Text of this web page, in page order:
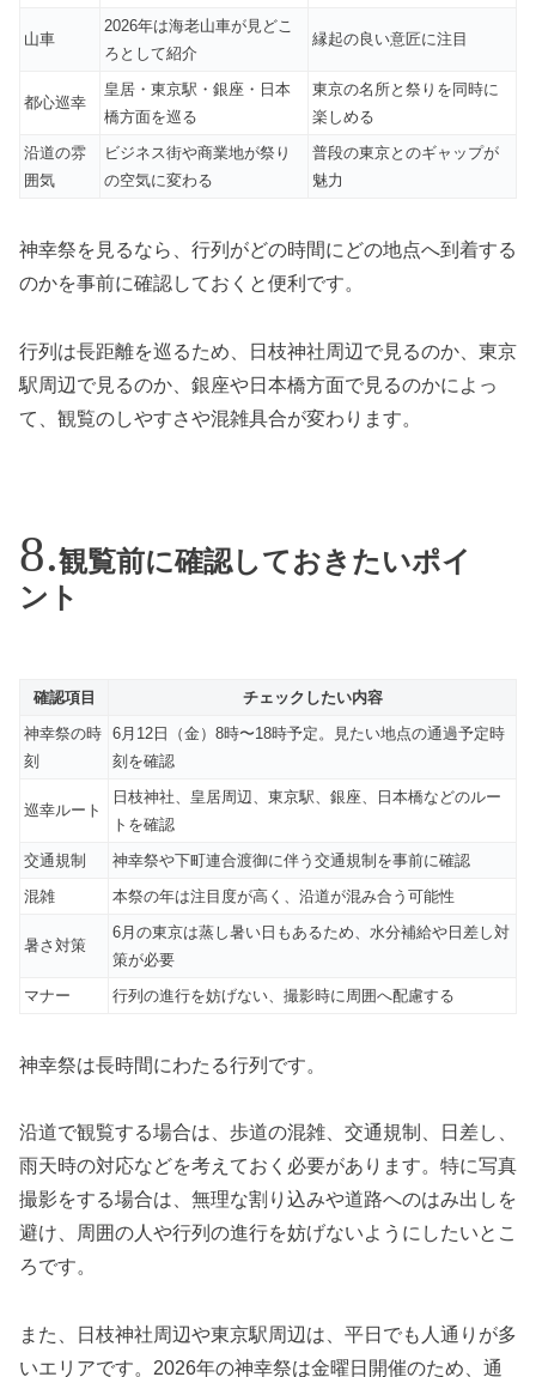
山車
2026年は海老山車が見どこ
ろとして紹介
縁起の良い意匠に注目
都心巡幸
皇居・東京駅・銀座・日本
橋方面を巡る
東京の名所と祭りを同時に
楽しめる
沿道の雰
囲気
ビジネス街や商業地が祭り
の空気に変わる
普段の東京とのギャップが
魅力
神幸祭を見るなら、行列がどの時間にどの地点へ到着する
のかを事前に確認しておくと便利です。
行列は長距離を巡るため、日枝神社周辺で見るのか、東京
駅周辺で見るのか、銀座や日本橋方面で見るのかによっ
て、観覧のしやすさや混雑具合が変わります。
観覧前に確認しておきたいポイ
ント
確認項目
チェックしたい内容
神幸祭の時
刻
6月12日（金）8時〜18時予定。見たい地点の通過予定時
刻を確認
巡幸ルート
日枝神社、皇居周辺、東京駅、銀座、日本橋などのルー
トを確認
交通規制
神幸祭や下町連合渡御に伴う交通規制を事前に確認
混雑
本祭の年は注目度が高く、沿道が混み合う可能性
暑さ対策
6月の東京は蒸し暑い日もあるため、水分補給や日差し対
策が必要
マナー
行列の進行を妨げない、撮影時に周囲へ配慮する
神幸祭は長時間にわたる行列です。
沿道で観覧する場合は、歩道の混雑、交通規制、日差し、
雨天時の対応などを考えておく必要があります。特に写真
撮影をする場合は、無理な割り込みや道路へのはみ出しを
避け、周囲の人や行列の進行を妨げないようにしたいとこ
ろです。
また、日枝神社周辺や東京駅周辺は、平日でも人通りが多
いエリアです。2026年の神幸祭は金曜日開催のため、通